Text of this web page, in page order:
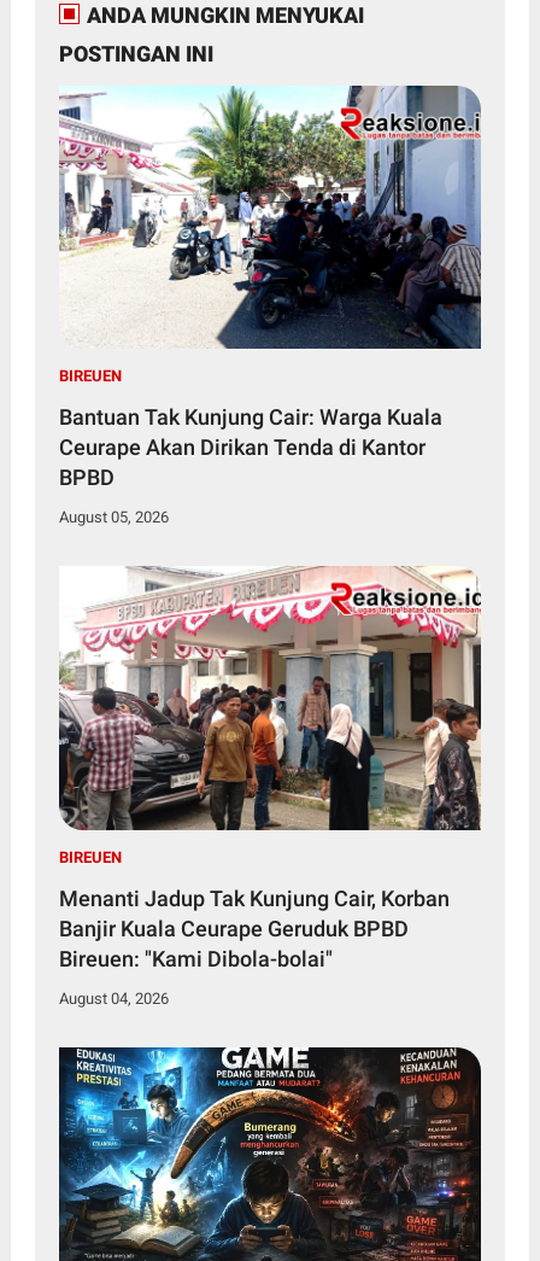
ANDA MUNGKIN MENYUKAI
POSTINGAN INI
BIREUEN
Bantuan Tak Kunjung Cair: Warga Kuala
Ceurape Akan Dirikan Tenda di Kantor
BPBD
August 05, 2026
BIREUEN
Menanti Jadup Tak Kunjung Cair, Korban
Banjir Kuala Ceurape Geruduk BPBD
Bireuen: "Kami Dibola-bolai"
August 04, 2026